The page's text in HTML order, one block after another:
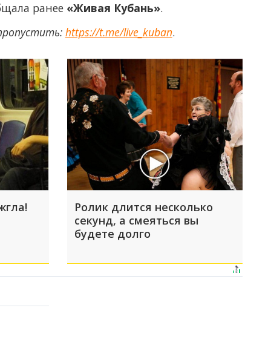
ранее «Живая Кубань».
https://t.me/live_kuban.
Ролик длится несколько
секунд, а смеяться вы
будете долго